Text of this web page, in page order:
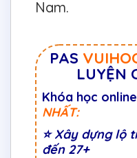
Nam.
PAS
LUYỆN
Khóa học online
NHẤT:
⭐Xây dựng lộ
đến 27+